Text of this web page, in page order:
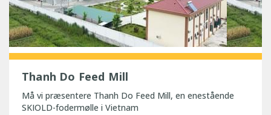
Thanh Do Feed Mill
Må vi præsentere Thanh Do Feed Mill, en enestående
SKIOLD-fodermølle i Vietnam